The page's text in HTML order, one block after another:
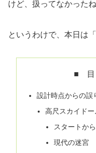
けど、扱ってなかったね
というわけで、本日は
■
設計時点からの誤
高尺スカイドー
スタートか
現代の迷宮